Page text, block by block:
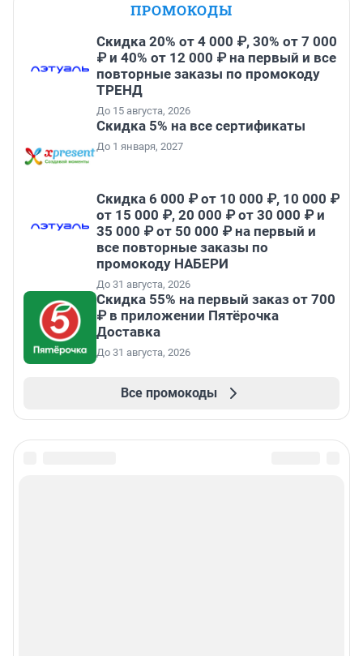
ПРОМОКОДЫ
Скидка 20% от 4 000 ₽, 30% от 7 000
₽ и 40% от 12 000 ₽ на первый и все
повторные заказы по промокоду
ТРЕНД
До 15 августа, 2026
Скидка 5% на все сертификаты
До 1 января, 2027
Скидка 6 000 ₽ от 10 000 ₽, 10 000 ₽
от 15 000 ₽, 20 000 ₽ от 30 000 ₽ и
35 000 ₽ от 50 000 ₽ на первый и
все повторные заказы по
промокоду НАБЕРИ
До 31 августа, 2026
Скидка 55% на первый заказ от 700
₽ в приложении Пятёрочка
Доставка
До 31 августа, 2026
Все промокоды